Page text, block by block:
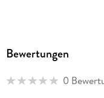
Bewertungen
0